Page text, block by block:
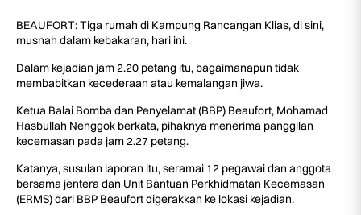
BEAUFORT: Tiga rumah di Kampung Rancangan Klias, di sini,
musnah dalam kebakaran, hari ini.
Dalam kejadian jam 2.20 petang itu, bagaimanapun tidak
membabitkan kecederaan atau kemalangan jiwa.
Ketua Balai Bomba dan Penyelamat (BBP) Beaufort, Mohamad
Hasbullah Nenggok berkata, pihaknya menerima panggilan
kecemasan pada jam 2.27 petang.
Katanya, susulan laporan itu, seramai 12 pegawai dan anggota
bersama jentera dan Unit Bantuan Perkhidmatan Kecemasan
(ERMS) dari BBP Beaufort digerakkan ke lokasi kejadian.